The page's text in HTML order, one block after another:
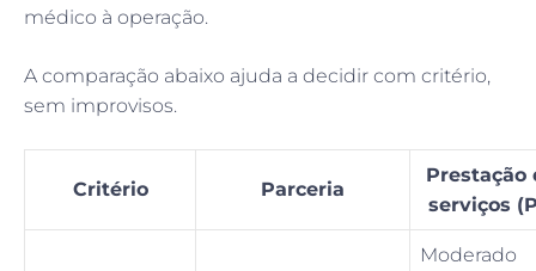
médico à operação.
A comparação abaixo ajuda a decidir com critério,
sem improvisos.
Critério Parceria
Prestação
serviços
Moderado